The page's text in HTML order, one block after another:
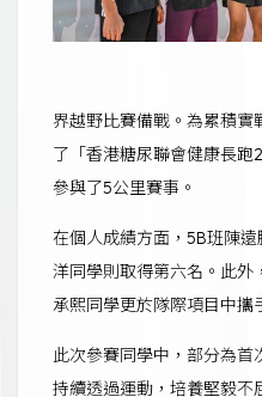
界越野比賽備戰。為累積實
了「香港糖尿聯會健康長跑
參與了5公里賽事。
在個人成績方面，5B班陳
洋同學則取得第六名。此外
承熙同學更於隊際項目中攜
此次參賽同學中，部分為
持續透過運動，培養堅毅不